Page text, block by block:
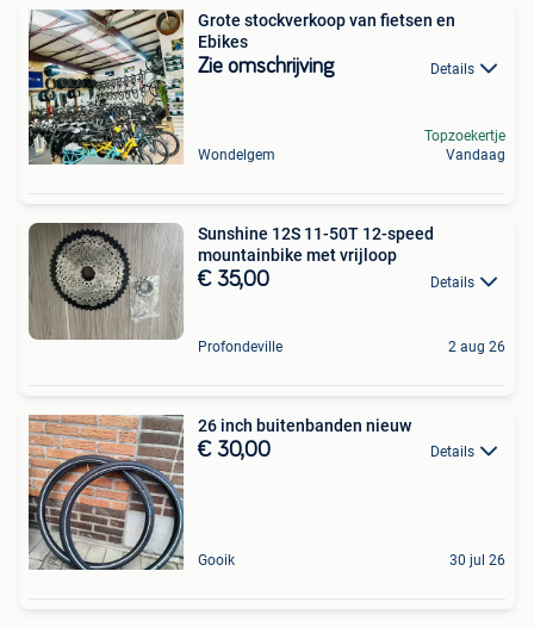
Grote stockverkoop van fietsen en
Ebikes
Zie omschrijving Details
Wondelgem
Topzoekertje
Vandaag
Sunshine 12S 11-50T 12-speed
mountainbike met vrijloop
€ 35,00 Details
Profondeville 2 aug 26
26 inch buitenbanden nieuw
€ 30,00 Details
Gooik 30 jul 26